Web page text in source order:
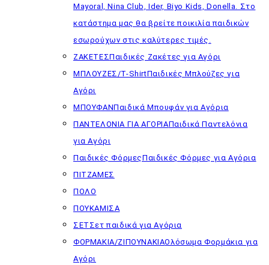
Mayoral, Nina Club, Ider, Biyo Kids, Donella. Στο
κατάστημα μας θα βρείτε ποικιλία παιδικών
εσωρούχων στις καλύτερες τιμές.
ΖΑΚΕΤΕΣΠαιδικές Ζακέτες για Αγόρι
ΜΠΛΟΥΖΕΣ/T-ShirtΠαιδικές Μπλούζες για
Αγόρι
ΜΠΟΥΦΑΝΠαιδικά Μπουφάν για Αγόρια
ΠΑΝΤΕΛΟΝΙΑ ΓΙΑ ΑΓΟΡΙΑΠαιδικά Παντελόνια
για Αγόρι
Παιδικές ΦόρμεςΠαιδικές Φόρμες για Αγόρια
ΠΙΤΖΑΜΕΣ
ΠΟΛΟ
ΠΟΥΚΑΜΙΣΑ
ΣΕΤ Σετ παιδικά για Αγόρια
ΦΟΡΜΑΚΙΑ/ΖΙΠΟΥΝΑΚΙΑΟλόσωμα Φορμάκια για
Αγόρι